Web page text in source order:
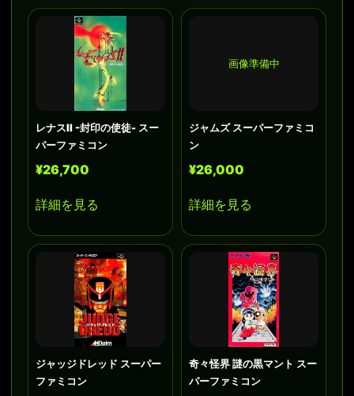
レナスII -封印の使徒- スー
パーファミコン
¥26,700
詳細を見る
画像準備中
ジャムズ スーパーファミコ
ン
¥26,000
詳細を見る
ジャッジドレッド スーパー
ファミコン
奇々怪界 謎の黒マント スー
パーファミコン